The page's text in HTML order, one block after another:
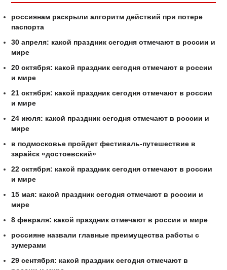
россиянам раскрыли алгоритм действий при потере
паспорта
30 апреля: какой праздник сегодня отмечают в россии и
мире
20 октября: какой праздник сегодня отмечают в россии
и мире
21 октября: какой праздник сегодня отмечают в россии
и мире
24 июля: какой праздник сегодня отмечают в россии и
мире
в подмосковье пройдет фестиваль-путешествие в
зарайск «достоевский»
22 октября: какой праздник сегодня отмечают в россии
и мире
15 мая: какой праздник сегодня отмечают в россии и
мире
8 февраля: какой праздник отмечают в россии и мире
россияне назвали главные преимущества работы с
зумерами
29 сентября: какой праздник сегодня отмечают в